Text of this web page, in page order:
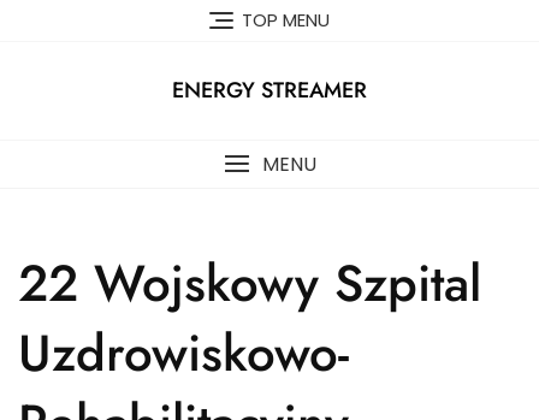
TOP MENU
ENERGY STREAMER
MENU
22 Wojskowy Szpital
Uzdrowiskowo-